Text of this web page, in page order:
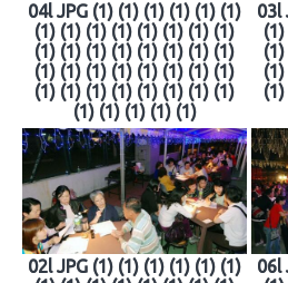
04l JPG (1) (1) (1) (1) (1) (1)
(1) (1) (1) (1) (1) (1) (1) (1)
(1) (1) (1) (1) (1) (1) (1) (1)
(1) (1) (1) (1) (1) (1) (1) (1)
(1) (1) (1) (1) (1) (1) (1) (1)
(1) (1) (1) (1) (1)
03l
02l JPG (1) (1) (1) (1) (1) (1)
06l